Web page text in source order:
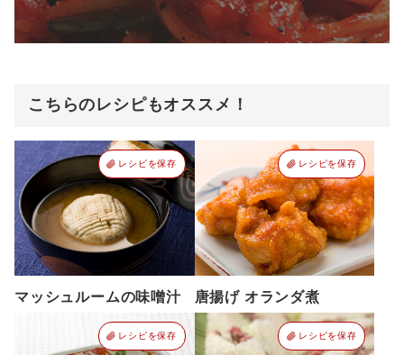
こちらのレシピもオススメ！
レシピを保存
マッシュルームの味噌汁
レシピを保存
唐揚げ オランダ煮
レシピを保存 レシピを保存